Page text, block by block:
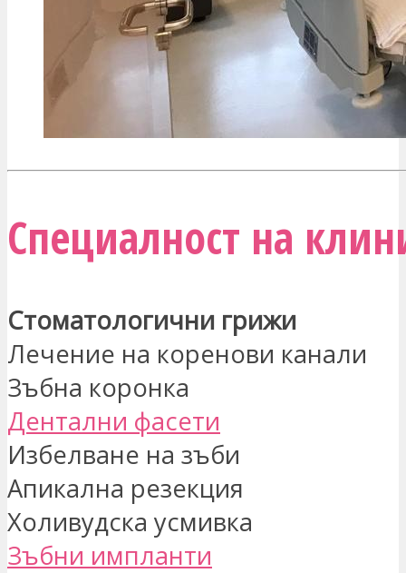
Специалност на
Стоматологични грижи
Лечение на коренови канали
Зъбна коронка
Дентални фасети
Избелване на зъби
Апикална резекция
Холивудска усмивка
Зъбни импланти